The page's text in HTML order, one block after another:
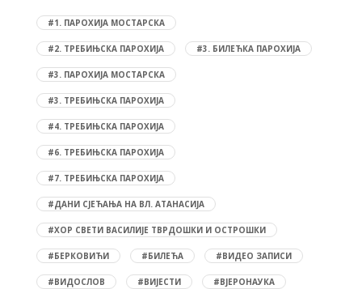
#1. ПАРОХИЈА МОСТАРСКА
#2. ТРЕБИЊСКА ПАРОХИЈА #3. БИЛЕЋКА ПАРОХИЈА
#3. ПАРОХИЈА МОСТАРСКА
#3. ТРЕБИЊСКА ПАРОХИЈА
#4. ТРЕБИЊСКА ПАРОХИЈА
#6. ТРЕБИЊСКА ПАРОХИЈА
#7. ТРЕБИЊСКА ПАРОХИЈА
#ДАНИ СЈЕЋАЊА НА ВЛ. АТАНАСИЈА
#ХОР СВЕТИ ВАСИЛИЈЕ ТВРДОШКИ И ОСТРОШКИ
#БЕРКОВИЋИ #БИЛЕЋА #ВИДЕО ЗАПИСИ
#ВИДОСЛОВ #ВИЈЕСТИ #ВЈЕРОНАУКА